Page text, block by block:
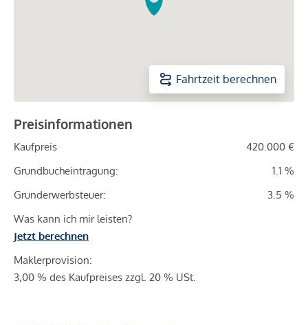
Fahrtzeit berechnen
Preisinformationen
Kaufpreis
420.000 €
Grundbucheintragung:
1.1 %
Grunderwerbsteuer:
3.5 %
Was kann ich mir leisten?
Jetzt berechnen
Maklerprovision:
3,00 % des Kaufpreises zzgl. 20 % USt.